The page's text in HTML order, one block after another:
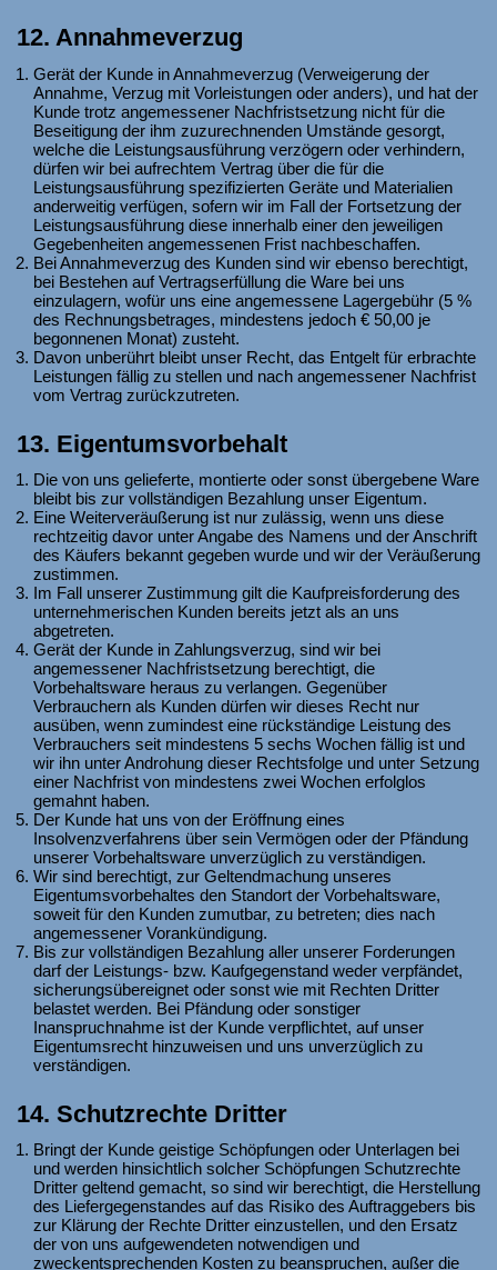
12. Annahmeverzug
Gerät der Kunde in Annahmeverzug (Verweigerung der
Annahme, Verzug mit Vorleistungen oder anders), und hat der
Kunde trotz angemessener Nachfristsetzung nicht für die
Beseitigung der ihm zuzurechnenden Umstände gesorgt,
welche die Leistungsausführung verzögern oder verhindern,
dürfen wir bei aufrechtem Vertrag über die für die
Leistungsausführung spezifizierten Geräte und Materialien
anderweitig verfügen, sofern wir im Fall der Fortsetzung der
Leistungsausführung diese innerhalb einer den jeweiligen
Gegebenheiten angemessenen Frist nachbeschaffen.
Bei Annahmeverzug des Kunden sind wir ebenso berechtigt,
bei Bestehen auf Vertragserfüllung die Ware bei uns
einzulagern, wofür uns eine angemessene Lagergebühr (5 %
des Rechnungsbetrages, mindestens jedoch € 50,00 je
begonnenen Monat) zusteht.
Davon unberührt bleibt unser Recht, das Entgelt für erbrachte
Leistungen fällig zu stellen und nach angemessener Nachfrist
vom Vertrag zurückzutreten.
13. Eigentumsvorbehalt
Die von uns gelieferte, montierte oder sonst übergebene Ware
bleibt bis zur vollständigen Bezahlung unser Eigentum.
Eine Weiterveräußerung ist nur zulässig, wenn uns diese
rechtzeitig davor unter Angabe des Namens und der Anschrift
des Käufers bekannt gegeben wurde und wir der Veräußerung
zustimmen.
Im Fall unserer Zustimmung gilt die Kaufpreisforderung des
unternehmerischen Kunden bereits jetzt als an uns
abgetreten.
Gerät der Kunde in Zahlungsverzug, sind wir bei
angemessener Nachfristsetzung berechtigt, die
Vorbehaltsware heraus zu verlangen. Gegenüber
Verbrauchern als Kunden dürfen wir dieses Recht nur
ausüben, wenn zumindest eine rückständige Leistung des
Verbrauchers seit mindestens 5 sechs Wochen fällig ist und
wir ihn unter Androhung dieser Rechtsfolge und unter Setzung
einer Nachfrist von mindestens zwei Wochen erfolglos
gemahnt haben.
Der Kunde hat uns von der Eröffnung eines
Insolvenzverfahrens über sein Vermögen oder der Pfändung
unserer Vorbehaltsware unverzüglich zu verständigen.
Wir sind berechtigt, zur Geltendmachung unseres
Eigentumsvorbehaltes den Standort der Vorbehaltsware,
soweit für den Kunden zumutbar, zu betreten; dies nach
angemessener Vorankündigung.
Bis zur vollständigen Bezahlung aller unserer Forderungen
darf der Leistungs- bzw. Kaufgegenstand weder verpfändet,
sicherungsübereignet oder sonst wie mit Rechten Dritter
belastet werden. Bei Pfändung oder sonstiger
Inanspruchnahme ist der Kunde verpflichtet, auf unser
Eigentumsrecht hinzuweisen und uns unverzüglich zu
verständigen.
14. Schutzrechte Dritter
Bringt der Kunde geistige Schöpfungen oder Unterlagen bei
und werden hinsichtlich solcher Schöpfungen Schutzrechte
Dritter geltend gemacht, so sind wir berechtigt, die Herstellung
des Liefergegenstandes auf das Risiko des Auftraggebers bis
zur Klärung der Rechte Dritter einzustellen, und den Ersatz
der von uns aufgewendeten notwendigen und
zweckentsprechenden Kosten zu beanspruchen, außer die